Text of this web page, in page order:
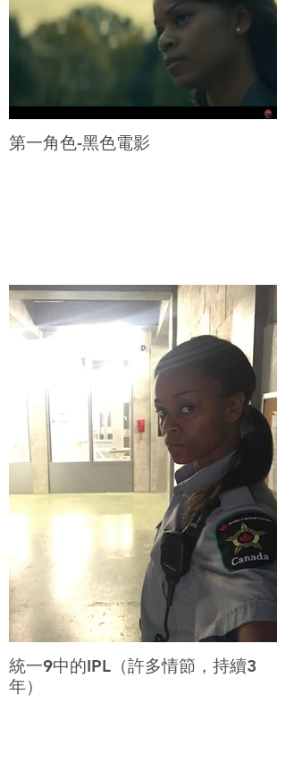
第一角色-黑色電影
統一9中的IPL（許多情節，持續3
年）